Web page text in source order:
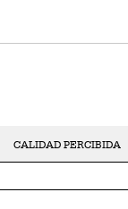
CALIDAD PERCIBIDA